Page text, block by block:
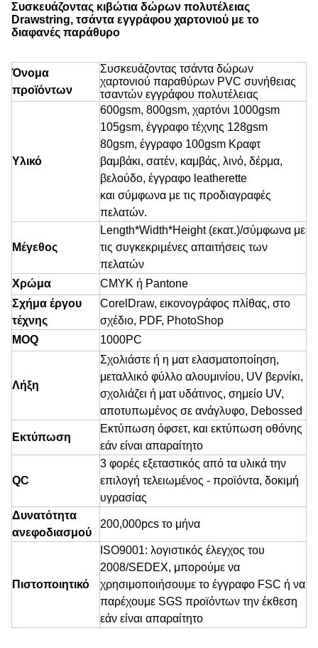
Συσκευάζοντας κιβώτια δώρων πολυτέλειας
Drawstring, τσάντα εγγράφου χαρτονιού με το
διαφανές παράθυρο
Όνομα
προϊόντων
Συσκευάζοντας τσάντα δώρων
χαρτονιού παραθύρων PVC συνήθειας
τσαντών εγγράφου πολυτέλειας
Υλικό
600gsm, 800gsm, χαρτόνι 1000gsm
105gsm, έγγραφο τέχνης 128gsm
80gsm, έγγραφο 100gsm Κραφτ
βαμβάκι, σατέν, καμβάς, λινό, δέρμα,
βελούδο, έγγραφο leatherette
και σύμφωνα με τις προδιαγραφές
πελατών.
Μέγεθος
Length*Width*Height (εκατ.)/σύμφωνα με
τις συγκεκριμένες απαιτήσεις των
πελατών
Χρώμα
CMYK ή Pantone
Σχήμα έργου
τέχνης
CorelDraw, εικονογράφος πλίθας, στο
σχέδιο, PDF, PhotoShop
MOQ
1000PC
Λήξη
Σχολιάστε ή η ματ ελασματοποίηση,
μεταλλικό φύλλο αλουμινίου, UV βερνίκι,
σχολιάζει ή ματ υδάτινος, σημείο UV,
αποτυπωμένος σε ανάγλυφο, Debossed
Εκτύπωση
Εκτύπωση όφσετ, και εκτύπωση οθόνης
εάν είναι απαραίτητο
QC
3 φορές εξεταστικός από τα υλικά την
επιλογή τελειωμένος - προϊόντα, δοκιμή
υγρασίας
Δυνατότητα
ανεφοδιασμού
200,000pcs το μήνα
Πιστοποιητικό
ISO9001: λογιστικός έλεγχος του
2008/SEDEX, μπορούμε να
χρησιμοποιήσουμε το έγγραφο FSC ή να
παρέχουμε SGS προϊόντων την έκθεση
εάν είναι απαραίτητο